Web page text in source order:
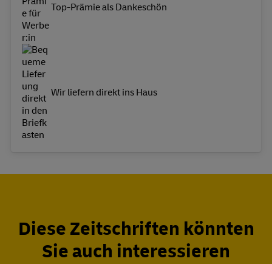
Top-Prämie als Dankeschön
Wir liefern direkt ins Haus
Diese Zeitschriften könnten
Sie auch interessieren